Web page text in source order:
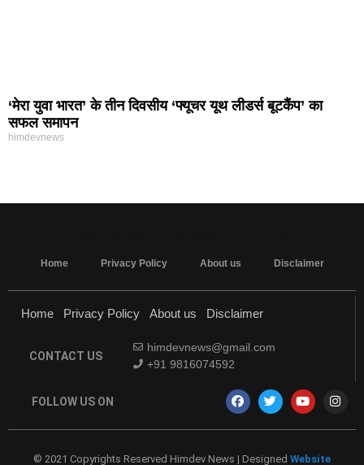
‘मेरा युवा भारत’ के तीन दिवसीय ‘फ्यूचर यूथ लीडर्स बूटकैंप’ का
सफल समापन
himdevnews
Home Privacy Policy About us Disclaimer
Home Privacy Policy About us Disclaimer
CONTACT US
himdevnews@gmail.com
+91 9816074592
FOLLOW US ON
© 2021 Copyrights Reserved Himdev News | Designed Website